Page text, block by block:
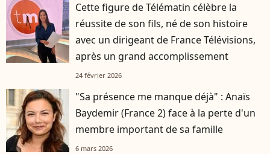
Cette figure de Télématin célèbre la
réussite de son fils, né de son histoire
avec un dirigeant de France Télévisions,
après un grand accomplissement
24 février 2026
"Sa présence me manque déjà" : Anaïs
Baydemir (France 2) face à la perte d'un
membre important de sa famille
6 mars 2026